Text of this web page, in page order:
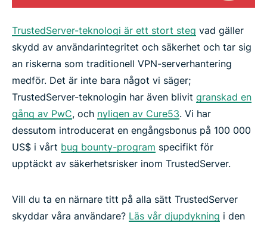
TrustedServer-teknologi är ett stort steg vad gäller
skydd av användarintegritet och säkerhet och tar sig
an riskerna som traditionell VPN-serverhantering
medför. Det är inte bara något vi säger;
TrustedServer-teknologin har även blivit granskad en
gång av PwC, och nyligen av Cure53. Vi har
dessutom introducerat en engångsbonus på 100 000
US$ i vårt bug bounty-program specifikt för
upptäckt av säkerhetsrisker inom TrustedServer.
Vill du ta en närnare titt på alla sätt TrustedServer
skyddar våra användare? Läs vår djupdykning i den